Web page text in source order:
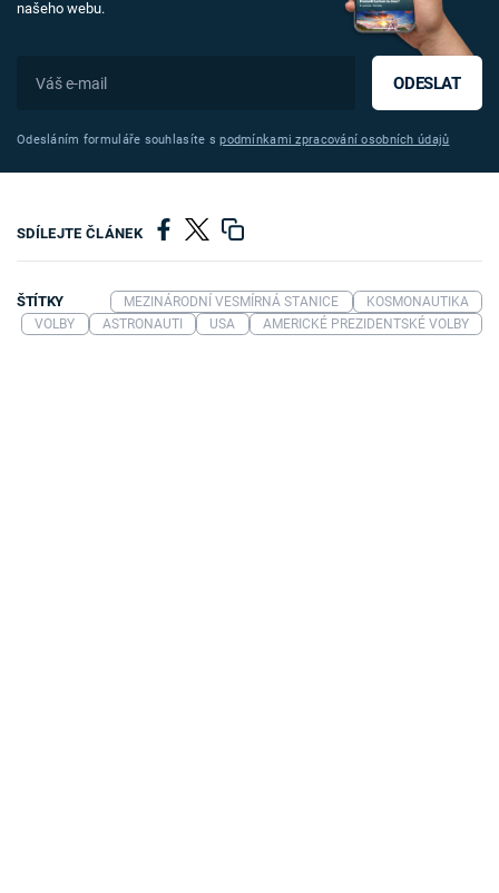
našeho webu.
ODESLAT
Odesláním formuláře souhlasíte spodmínkami zpracování osobních údajů
SDÍLEJTE ČLÁNEK
ŠTÍTKY MEZINÁRODNÍ VESMÍRNÁ STANICE
KOSMONAUTIKA
VOLBY
ASTRONAUTI USA AMERICKÉ PREZIDENTSKÉ VOLBY